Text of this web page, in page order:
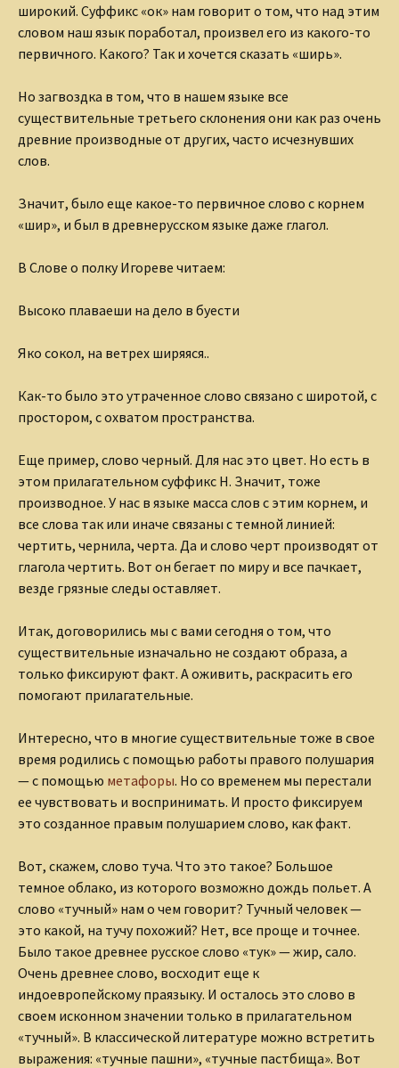
широкий. Суффикс «ок» нам говорит о том, что над этим
словом наш язык поработал, произвел его из какого-то
первичного. Какого? Так и хочется сказать «ширь».
Но загвоздка в том, что в нашем языке все
существительные третьего склонения они как раз очень
древние производные от других, часто исчезнувших
слов.
Значит, было еще какое-то первичное слово с корнем
«шир», и был в древнерусском языке даже глагол.
В Слове о полку Игореве читаем:
Высоко плаваеши на дело в буести
Яко сокол, на ветрех ширяяся..
Как-то было это утраченное слово связано с широтой, с
простором, с охватом пространства.
Еще пример, слово черный. Для нас это цвет. Но есть в
этом прилагательном суффикс Н. Значит, тоже
производное. У нас в языке масса слов с этим корнем, и
все слова так или иначе связаны с темной линией:
чертить, чернила, черта. Да и слово черт производят от
глагола чертить. Вот он бегает по миру и все пачкает,
везде грязные следы оставляет.
Итак, договорились мы с вами сегодня о том, что
существительные изначально не создают образа, а
только фиксируют факт. А оживить, раскрасить его
помогают прилагательные.
Интересно, что в многие существительные тоже в свое
время родились с помощью работы правого полушария
— с помощью метафоры. Но со временем мы перестали
ее чувствовать и воспринимать. И просто фиксируем
это созданное правым полушарием слово, как факт.
Вот, скажем, слово туча. Что это такое? Большое
темное облако, из которого возможно дождь польет. А
слово «тучный» нам о чем говорит? Тучный человек —
это какой, на тучу похожий? Нет, все проще и точнее.
Было такое древнее русское слово «тук» — жир, сало.
Очень древнее слово, восходит еще к
индоевропейскому праязыку. И осталось это слово в
своем исконном значении только в прилагательном
«тучный». В классической литературе можно встретить
выражения: «тучные пашни», «тучные пастбища». Вот